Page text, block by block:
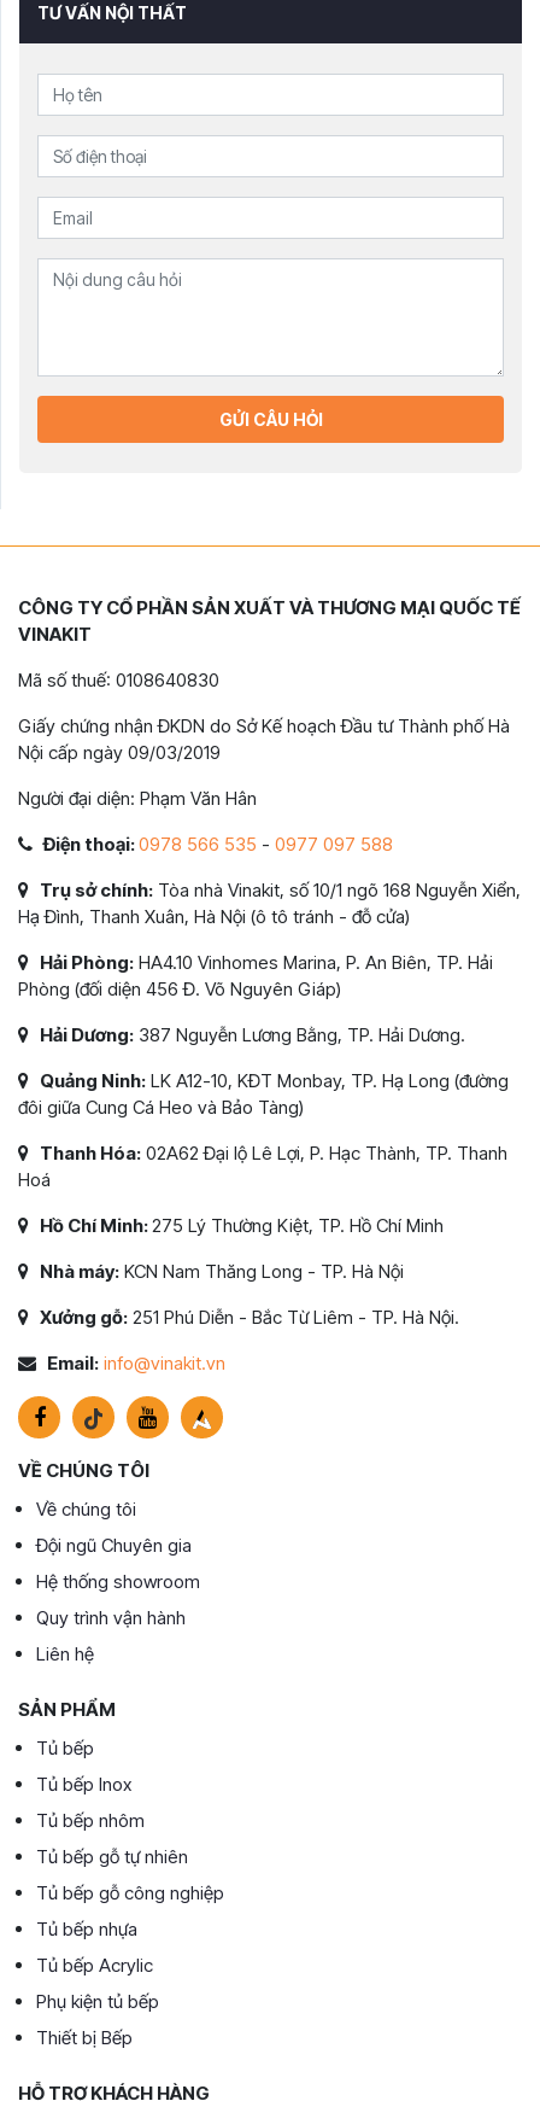
TƯ VẤN NỘI THẤT
GỬI CÂU HỎI
CÔNG TY CỔ PHẦN SẢN XUẤT VÀ THƯƠNG MẠI QUỐC TẾ
VINAKIT
Mã số thuế: 0108640830
Giấy chứng nhận ĐKDN do Sở Kế hoạch Đầu tư Thành phố Hà
Nội cấp ngày 09/03/2019
Người đại diện: Phạm Văn Hân
Điện thoại:0978 566 535 - 0977 097 588
Trụ sở chính: Tòa nhà Vinakit, số 10/1 ngõ 168 Nguyễn Xiển,
Hạ Đình, Thanh Xuân, Hà Nội (ô tô tránh - đỗ cửa)
Hải Phòng: HA4.10 Vinhomes Marina, P. An Biên, TP. Hải
Phòng (đối diện 456 Đ. Võ Nguyên Giáp)
Hải Dương: 387 Nguyễn Lương Bằng, TP. Hải Dương.
Quảng Ninh: LK A12-10, KĐT Monbay, TP. Hạ Long (đường
đôi giữa Cung Cá Heo và Bảo Tàng)
Thanh Hóa: 02A62 Đại lộ Lê Lợi, P. Hạc Thành, TP. Thanh
Hoá
Hồ Chí Minh:275 Lý Thường Kiệt, TP. Hồ Chí Minh
Nhà máy: KCN Nam Thăng Long - TP. Hà Nội
Xưởng gỗ: 251 Phú Diễn - Bắc Từ Liêm - TP. Hà Nội.
Email: info@vinakit.vn
VỀ CHÚNG TÔI
Về chúng tôi
Đội ngũ Chuyên gia
Hệ thống showroom
Quy trình vận hành
Liên hệ
SẢN PHẨM
Tủ bếp
Tủ bếp Inox
Tủ bếp nhôm
Tủ bếp gỗ tự nhiên
Tủ bếp gỗ công nghiệp
Tủ bếp nhựa
Tủ bếp Acrylic
Phụ kiện tủ bếp
Thiết bị Bếp
HỖ TRỢ KHÁCH HÀNG